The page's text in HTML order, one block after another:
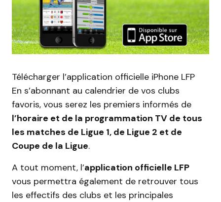
Télécharger l’application officielle iPhone LFP
En s’abonnant au calendrier de vos clubs
favoris, vous serez les premiers informés de
l’horaire et de la programmation TV de tous
les matches de Ligue 1, de Ligue 2 et de
Coupe de la Ligue.
A tout moment, l’application officielle LFP
vous permettra également de retrouver tous
les effectifs des clubs et les principales